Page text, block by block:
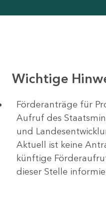
Wichtige
Förderanträge für
Aufruf des
und
Aktuell ist keine
künftige
dieser Stelle